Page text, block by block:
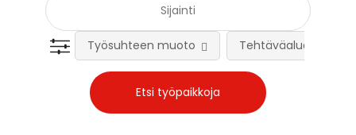
Työsuhteen muoto Tehtäväalue